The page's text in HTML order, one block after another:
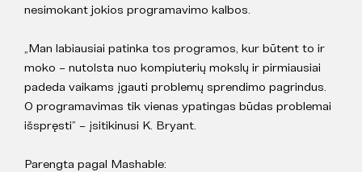
nesimokant jokios programavimo kalbos.
„Man labiausiai patinka tos programos, kur būtent to ir
moko – nutolsta nuo kompiuterių mokslų ir pirmiausiai
padeda vaikams įgauti problemų sprendimo pagrindus.
O programavimas tik vienas ypatingas būdas problemai
išspręsti” – įsitikinusi K. Bryant.
Parengta pagal Mashable: